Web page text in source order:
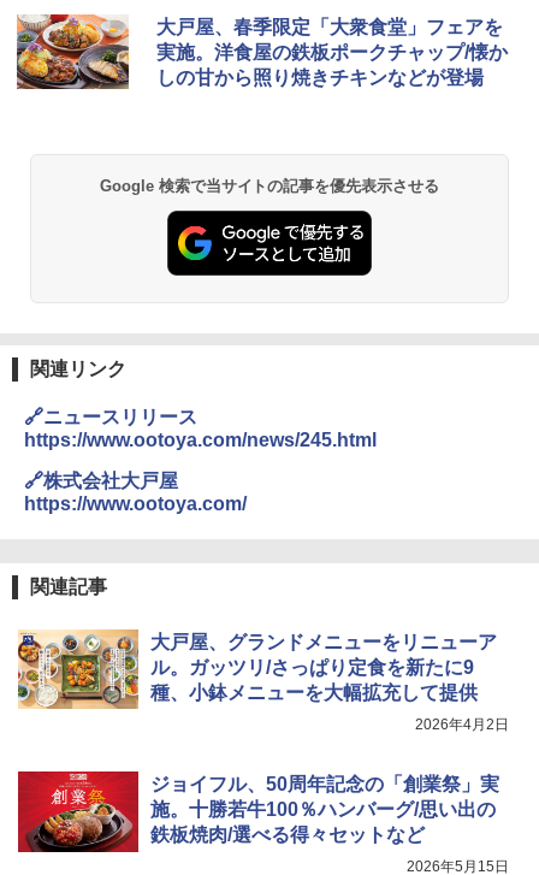
大戸屋、春季限定「大衆食堂」フェアを
実施。洋食屋の鉄板ポークチャップ/懐か
しの甘から照り焼きチキンなどが登場
Google 検索で当サイトの記事を優先表示させる
関連リンク
🔗ニュースリリース
https://www.ootoya.com/news/245.html
🔗株式会社大戸屋
https://www.ootoya.com/
関連記事
大戸屋、グランドメニューをリニューア
ル。ガッツリ/さっぱり定食を新たに9
種、小鉢メニューを大幅拡充して提供
2026年4月2日
ジョイフル、50周年記念の「創業祭」実
施。十勝若牛100％ハンバーグ/思い出の
鉄板焼肉/選べる得々セットなど
2026年5月15日